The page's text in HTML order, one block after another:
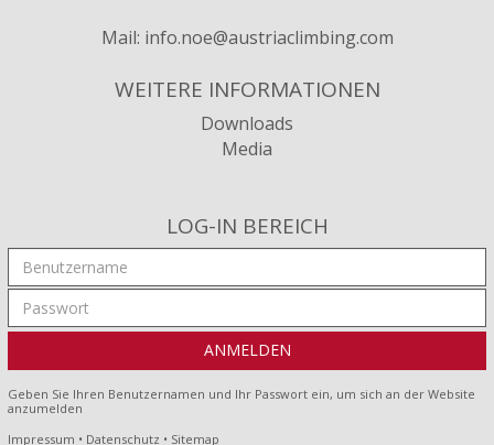
Mail: info.noe@austriaclimbing.com
WEITERE INFORMATIONEN
Downloads
Media
LOG-IN BEREICH
Geben Sie Ihren Benutzernamen und Ihr Passwort ein, um sich an der Website
anzumelden
Impressum • Datenschutz • Sitemap